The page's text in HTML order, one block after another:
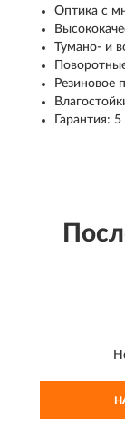
Оптика с
Тумано- и
Резиновое
Гарантия: 5